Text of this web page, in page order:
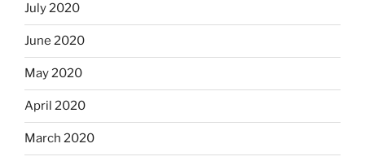
July 2020
June 2020
May 2020
April 2020
March 2020